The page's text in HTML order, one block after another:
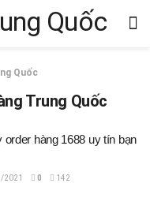
Quốc
Trung Quốc
hàng 1688 uy tín bạn
2021 0 142